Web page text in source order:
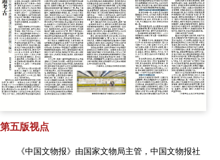
第五版视点
《中国文物报》由国家文物局主管，中国文物报社